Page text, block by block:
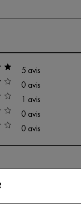
5 avis
0 avis
1 avis
0 avis
0 avis
ce mèche en